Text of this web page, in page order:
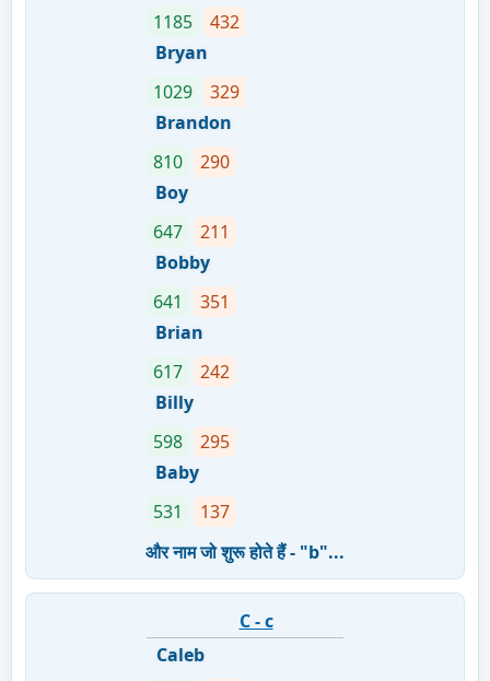
1185
432
Bryan
1029
329
Brandon
810
290
Boy
647
211
Bobby
641
351
Brian
617
242
Billy
598
295
Baby
531
137
और नाम जो शुरू होते हैं - "b"...
C - c
Caleb